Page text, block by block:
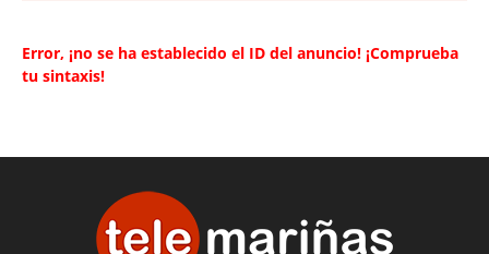
Error, ¡no se ha establecido el ID del anuncio! ¡Comprueba
tu sintaxis!